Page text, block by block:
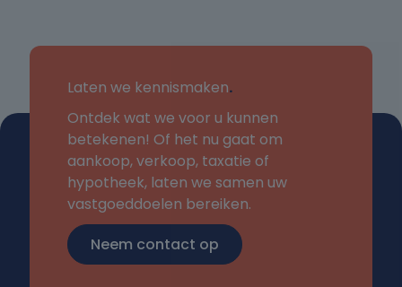
Laten we kennismaken.
Ontdek wat we voor u kunnen
betekenen! Of het nu gaat om
aankoop, verkoop, taxatie of
hypotheek, laten we samen uw
vastgoeddoelen bereiken.
Neem contact op